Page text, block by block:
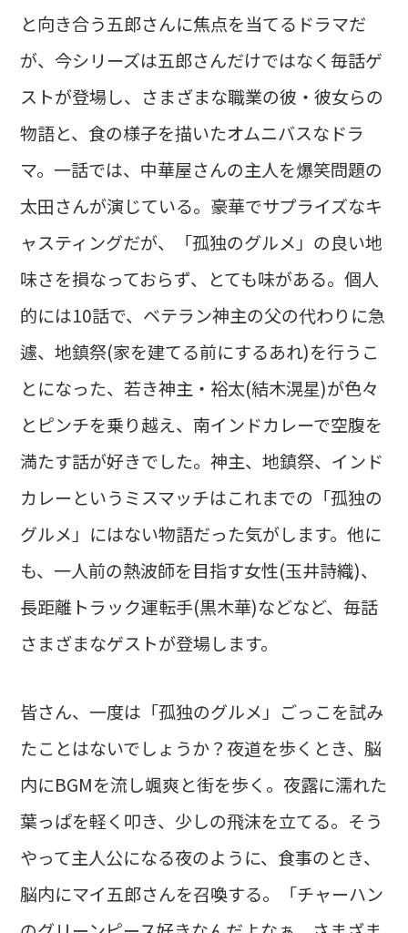
と向き合う五郎さんに焦点を当てるドラマだ
が、今シリーズは五郎さんだけではなく毎話ゲ
ストが登場し、さまざまな職業の彼・彼女らの
物語と、食の様子を描いたオムニバスなドラ
マ。一話では、中華屋さんの主人を爆笑問題の
太田さんが演じている。豪華でサプライズなキ
ャスティングだが、「孤独のグルメ」の良い地
味さを損なっておらず、とても味がある。個人
的には10話で、ベテラン神主の父の代わりに急
遽、地鎮祭(家を建てる前にするあれ)を行うこ
とになった、若き神主・裕太(結木滉星)が色々
とピンチを乗り越え、南インドカレーで空腹を
満たす話が好きでした。神主、地鎮祭、インド
カレーというミスマッチはこれまでの「孤独の
グルメ」にはない物語だった気がします。他に
も、一人前の熱波師を目指す女性(玉井詩織)、
長距離トラック運転手(黒木華)などなど、毎話
さまざまなゲストが登場します。
皆さん、一度は「孤独のグルメ」ごっこを試み
たことはないでしょうか？夜道を歩くとき、脳
内にBGMを流し颯爽と街を歩く。夜露に濡れた
葉っぱを軽く叩き、少しの飛沫を立てる。そう
やって主人公になる夜のように、食事のとき、
脳内にマイ五郎さんを召喚する。「チャーハン